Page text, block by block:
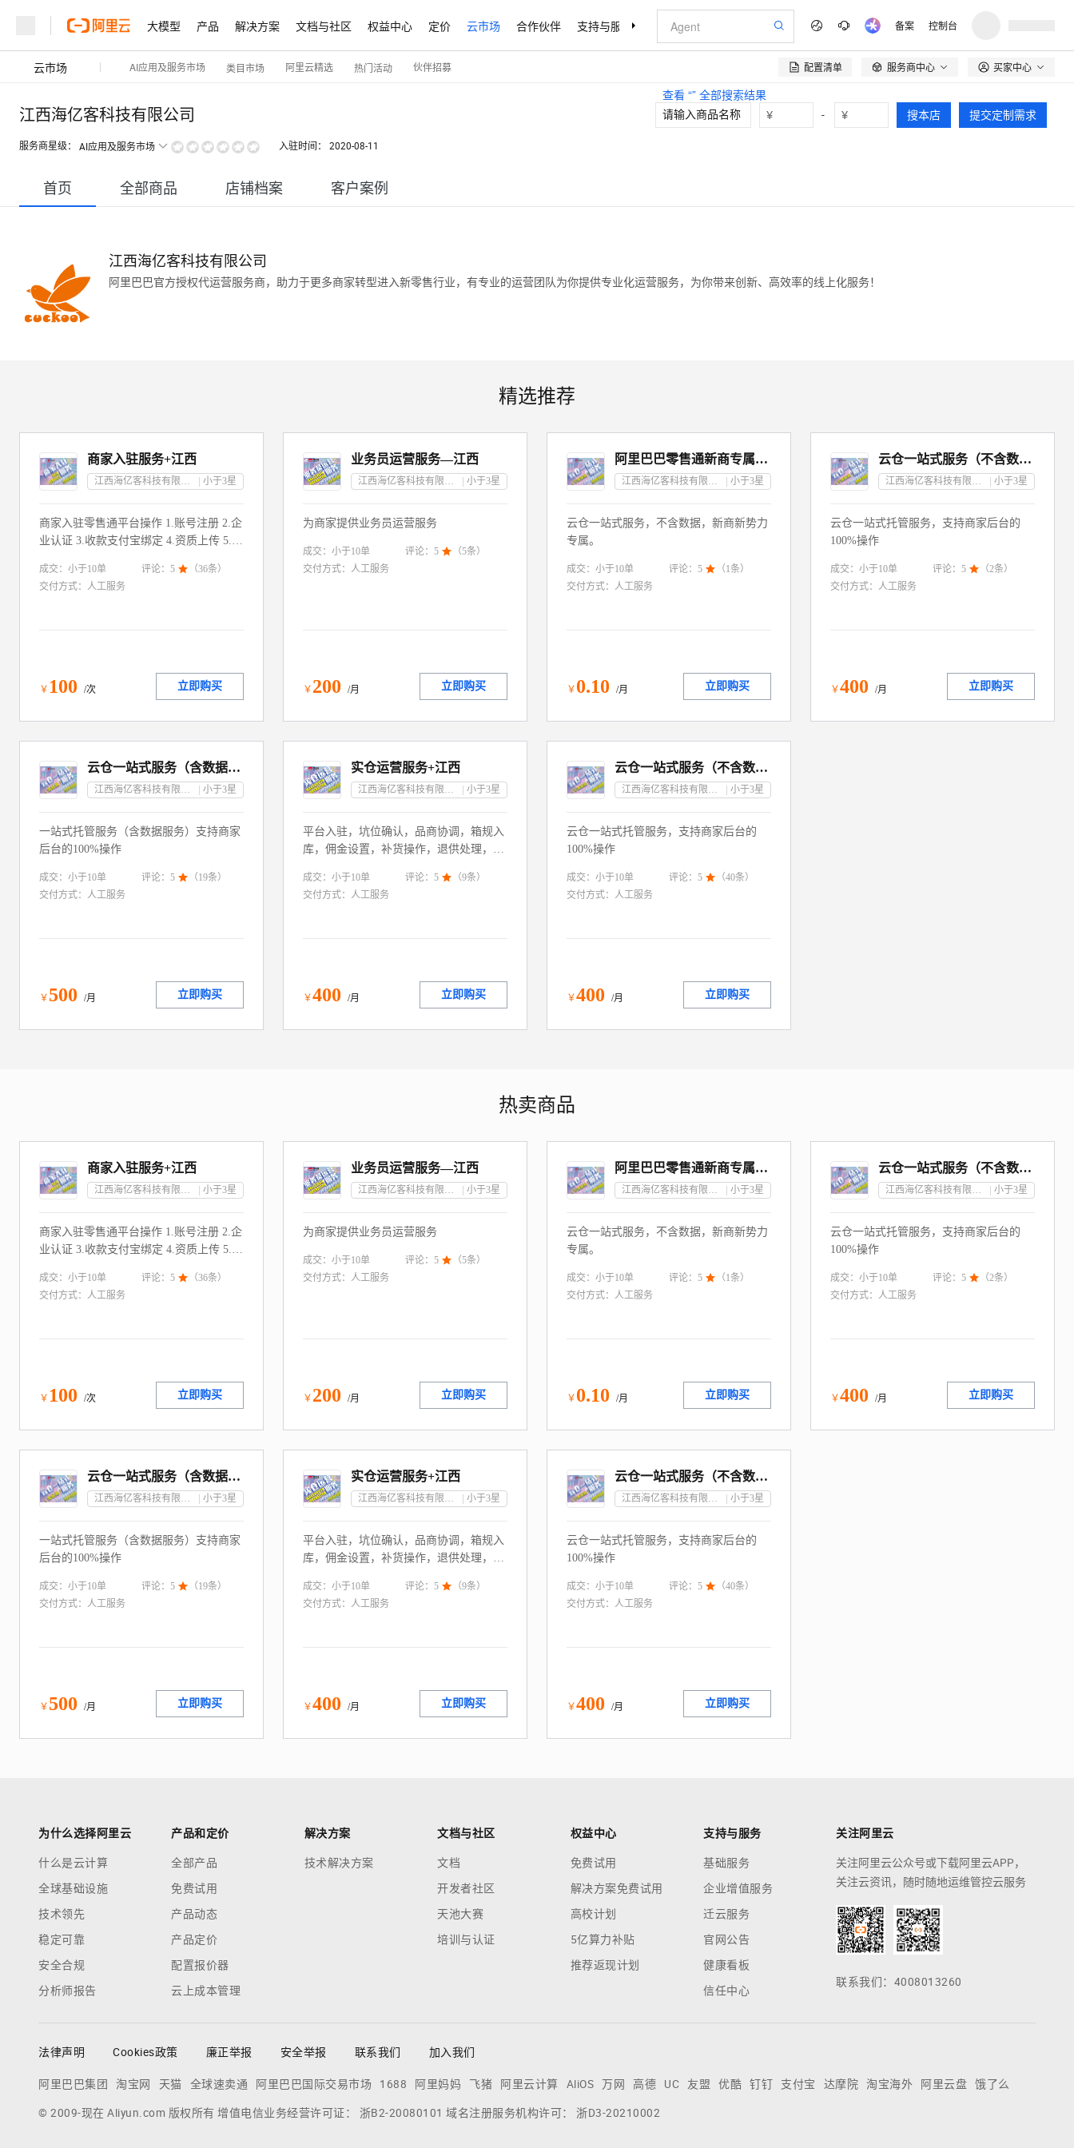
大模型 产品 解决方案 文档与社区 权益中心 定价 云市场 合作伙伴 支持与服务 了解阿里云
查看 “” 全部搜索结果
备案 控制台
云市场 AI应用及服务市场 类目市场 阿里云精选 热门活动 伙伴招募 配置清单  服务商中心 买家中心
江西海亿客科技有限公司
服务商星级： AI应用及服务市场 入驻时间： 2020-08-11
¥ - ¥ 搜本店 提交定制需求
首页 全部商品 店铺档案 客户案例
江西海亿客科技有限公司
阿里巴巴官方授权代运营服务商，助力于更多商家转型进入新零售行业，有专业的运营团队为你提供专业化运营服务，为你带来创新、高效率的线上化服务！
精选推荐
商家入驻服务+江西
江西海亿客科技有限公司 小于3星
商家入驻零售通平台操作 1.账号注册 2.企
业认证 3.收款支付宝绑定 4.资质上传 5.提
成交： 小于10单 评论： 5  （36条）
交付方式： 人工服务
￥ 100 /次 立即购买
业务员运营服务—江西
江西海亿客科技有限公司 小于3星
为商家提供业务员运营服务
成交： 小于10单 评论： 5  （5条）
交付方式： 人工服务
￥ 200 /月 立即购买
阿里巴巴零售通新商专属2个月服务包
江西海亿客科技有限公司 小于3星
云仓一站式服务，不含数据，新商新势力
专属。
成交： 小于10单 评论： 5  （1条）
交付方式： 人工服务
￥ 0.10 /月 立即购买
云仓一站式服务（不含数据)
江西海亿客科技有限公司 小于3星
云仓一站式托管服务，支持商家后台的
100%操作
成交： 小于10单 评论： 5  （2条）
交付方式： 人工服务
￥400 /月 立即购买
云仓一站式服务（含数据）—江西
江西海亿客科技有限公司 小于3星
一站式托管服务（含数据服务）支持商家
后台的100%操作
成交： 小于10单 评论： 5  （19条）
交付方式： 人工服务
￥ 500 /月 立即购买
实仓运营服务+江西
江西海亿客科技有限公司 小于3星
平台入驻，坑位确认，品商协调，箱规入
库，佣金设置，补货操作，退供处理，海
项服务
成交： 小于10单 评论： 5  （9条）
交付方式： 人工服务
￥400 /月 立即购买
云仓一站式服务（不含数据）+江西
江西海亿客科技有限公司 小于3星
云仓一站式托管服务，支持商家后台的
100%操作
成交： 小于10单 评论： 5  （40条）
交付方式： 人工服务
￥400 /月 立即购买
热卖商品
商家入驻服务+江西
江西海亿客科技有限公司 小于3星
商家入驻零售通平台操作 1.账号注册 2.企
业认证 3.收款支付宝绑定 4.资质上传 5.提
成交： 小于10单 评论： 5  （36条）
交付方式： 人工服务
￥ 100 /次 立即购买
业务员运营服务—江西
江西海亿客科技有限公司 小于3星
为商家提供业务员运营服务
成交： 小于10单 评论： 5  （5条）
交付方式： 人工服务
￥ 200 /月 立即购买
阿里巴巴零售通新商专属2个月服务包
江西海亿客科技有限公司 小于3星
云仓一站式服务，不含数据，新商新势力
专属。
成交： 小于10单 评论： 5  （1条）
交付方式： 人工服务
￥ 0.10 /月 立即购买
云仓一站式服务（不含数据)
江西海亿客科技有限公司 小于3星
云仓一站式托管服务，支持商家后台的
100%操作
成交： 小于10单 评论： 5  （2条）
交付方式： 人工服务
￥400 /月 立即购买
云仓一站式服务（含数据）—江西
江西海亿客科技有限公司 小于3星
一站式托管服务（含数据服务）支持商家
后台的100%操作
成交： 小于10单 评论： 5  （19条）
交付方式： 人工服务
￥ 500 /月 立即购买
实仓运营服务+江西
江西海亿客科技有限公司 小于3星
平台入驻，坑位确认，品商协调，箱规入
库，佣金设置，补货操作，退供处理，海
项服务
成交： 小于10单 评论： 5  （9条）
交付方式： 人工服务
￥400 /月 立即购买
云仓一站式服务（不含数据）+江西
江西海亿客科技有限公司 小于3星
云仓一站式托管服务，支持商家后台的
100%操作
成交： 小于10单 评论： 5  （40条）
交付方式： 人工服务
￥400 /月 立即购买
为什么选择阿里云
什么是云计算
全球基础设施
技术领先
稳定可靠
安全合规
分析师报告
产品和定价
全部产品
免费试用
产品动态
产品定价
配置报价器
云上成本管理
解决方案
技术解决方案
文档与社区
文档
开发者社区
天池大赛
培训与认证
权益中心
免费试用
解决方案免费试用
高校计划
5亿算力补贴
推荐返现计划
支持与服务
基础服务
企业增值服务
迁云服务
官网公告
健康看板
信任中心
关注阿里云
关注阿里云公众号或下载阿里云APP，
关注云资讯，随时随地运维管控云服务
联系我们：4008013260
法律声明 Cookies政策 廉正举报 安全举报 联系我们 加入我们
阿里巴巴集团 淘宝网 天猫 全球速卖通 阿里巴巴国际交易市场 1688 阿里妈妈 飞猪 阿里云计算 AliOS 万网 高德 UC 友盟 优酷 钉钉 支付宝 达摩院 淘宝海外 阿里云盘 饿了么
© 2009-现在 Aliyun.com 版权所有 增值电信业务经营许可证： 浙B2-20080101 域名注册服务机构许可： 浙D3-20210002